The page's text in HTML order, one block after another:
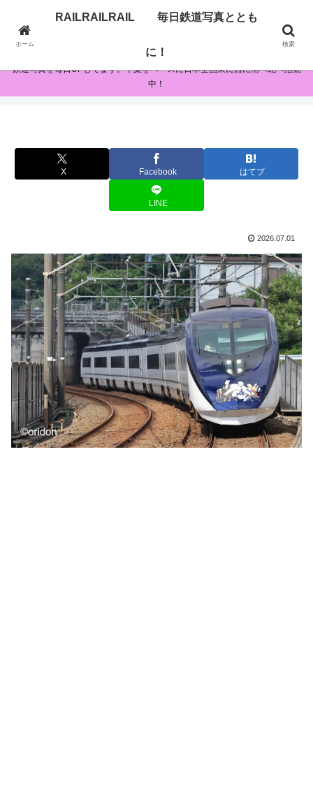
RAILRAILRAIL 毎日鉄道写真とともに！
鉄道写真を毎日UPしてます。千葉をベースに日本全国東に西に南へ北へ活動
中！
X Facebook はてブ
LINE
2026.07.01
ホーム
RAILRAILRAIL 毎日鉄道写真ととも
に！
検索